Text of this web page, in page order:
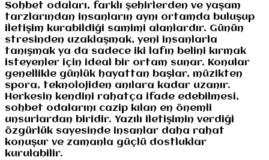
Sohbet odaları, farklı şehirlerden ve yaşam
tarzlarından insanların aynı ortamda buluşup
iletişim kurabildiği samimi alanlardır. Günün
stresinden uzaklaşmak, yeni insanlarla
tanışmak ya da sadece iki lafın belini kırmak
isteyenler için ideal bir ortam sunar. Konular
genellikle günlük hayattan başlar, müzikten
spora, teknolojiden anılara kadar uzanır.
Herkesin kendini rahatça ifade edebilmesi,
sohbet odalarını cazip kılan en önemli
unsurlardan biridir. Yazılı iletişimin verdiği
özgürlük sayesinde insanlar daha rahat
konuşur ve zamanla güçlü dostluklar
kurulabilir.